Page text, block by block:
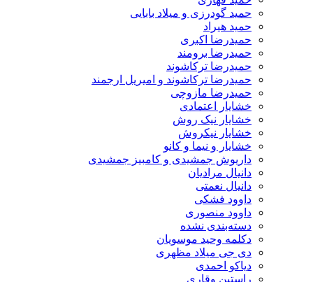
حمید گودرزی و میلاد بابایی
حمید هیراد
حمیدرضا اکبری
حمیدرضا برومند
حمیدرضا ترکاشوند
حمیدرضا ترکاشوند و امیریل ارجمند
حمیدرضا مازوچی
خشایار اعتمادی
خشایار نیک روش
خشایار نیکروش
خشایار و نیما و کانو
داریوش جمشیدی و کامبیز جمشیدی
دانیال مرادیان
دانیال نعمتی
داوود فشکی
داوود منصوری
دسته‌بندی نشده
دکلمه وحید موسویان
دی جی میلاد مظهری
دیاکو احمدی
راستین وقاری